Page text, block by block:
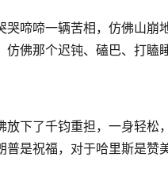
哭啼啼一辆苦相，仿佛山崩
仿佛那个迟钝、磕巴、打瞌
放下了千钧重担，一身轻松
普是祝福，对于哈里斯是赞